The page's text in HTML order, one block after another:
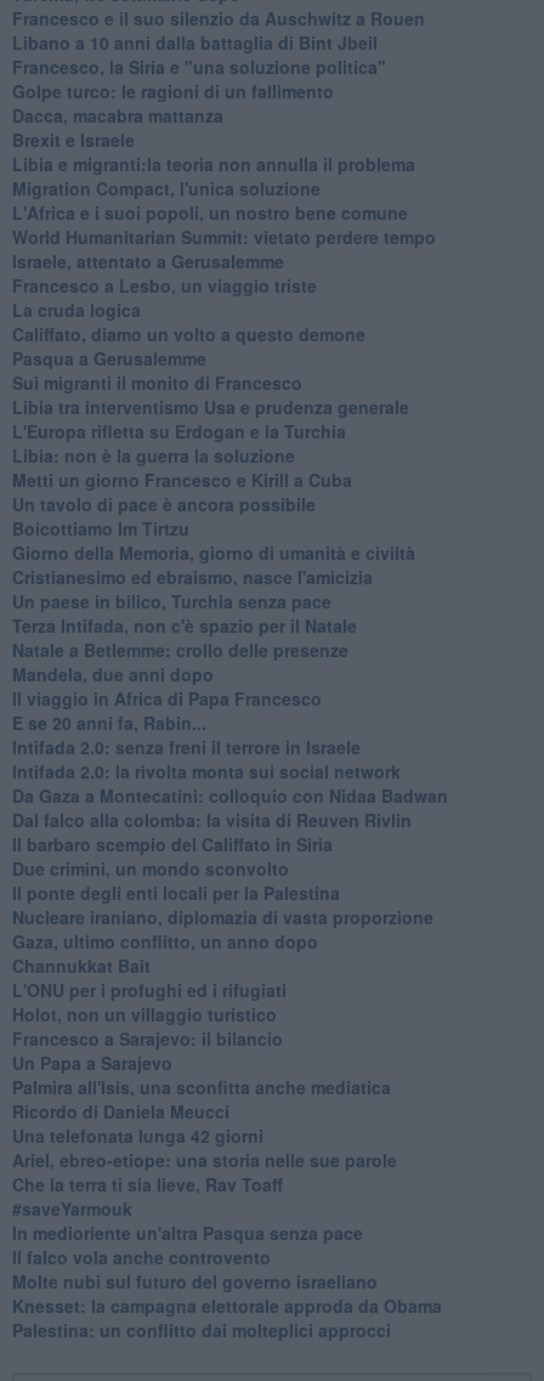
Francesco e il suo silenzio da Auschwitz a Rouen
Libano a 10 anni dalla battaglia di Bint Jbeil
Francesco, la Siria e "una soluzione politica"
Golpe turco: le ragioni di un fallimento
Dacca, macabra mattanza
Brexit e Israele
Libia e migranti:la teoria non annulla il problema
Migration Compact, l'unica soluzione
L'Africa e i suoi popoli, un nostro bene comune
World Humanitarian Summit: vietato perdere tempo
Israele, attentato a Gerusalemme
Francesco a Lesbo, un viaggio triste
La cruda logica
Califfato, diamo un volto a questo demone
Pasqua a Gerusalemme
Sui migranti il monito di Francesco
Libia tra interventismo Usa e prudenza generale
L'Europa rifletta su Erdogan e la Turchia
Libia: non è la guerra la soluzione
Metti un giorno Francesco e Kirill a Cuba
Un tavolo di pace è ancora possibile
Boicottiamo Im Tirtzu
Giorno della Memoria, giorno di umanità e civiltà
Cristianesimo ed ebraismo, nasce l'amicizia
Un paese in bilico, Turchia senza pace
Terza Intifada, non c'è spazio per il Natale
Natale a Betlemme: crollo delle presenze
Mandela, due anni dopo
Il viaggio in Africa di Papa Francesco
E se 20 anni fa, Rabin...
Intifada 2.0: senza freni il terrore in Israele
Intifada 2.0: la rivolta monta sui social network
Da Gaza a Montecatini: colloquio con Nidaa Badwan
Dal falco alla colomba: la visita di Reuven Rivlin
Il barbaro scempio del Califfato in Siria
Due crimini, un mondo sconvolto
Il ponte degli enti locali per la Palestina
Nucleare iraniano, diplomazia di vasta proporzione
Gaza, ultimo conflitto, un anno dopo
Channukkat Bait
L'ONU per i profughi ed i rifugiati
Holot, non un villaggio turistico
Francesco a Sarajevo: il bilancio
Un Papa a Sarajevo
Palmira all'Isis, una sconfitta anche mediatica
Ricordo di Daniela Meucci
​Una telefonata lunga 42 giorni
​Ariel, ebreo-etiope: una storia nelle sue parole
Che la terra ti sia lieve, Rav Toaff
​#saveYarmouk
​In medioriente un'altra Pasqua senza pace
​Il falco vola anche controvento
Molte nubi sul futuro del governo israeliano
Knesset: la campagna elettorale approda da Obama
Palestina: un conflitto dai molteplici approcci